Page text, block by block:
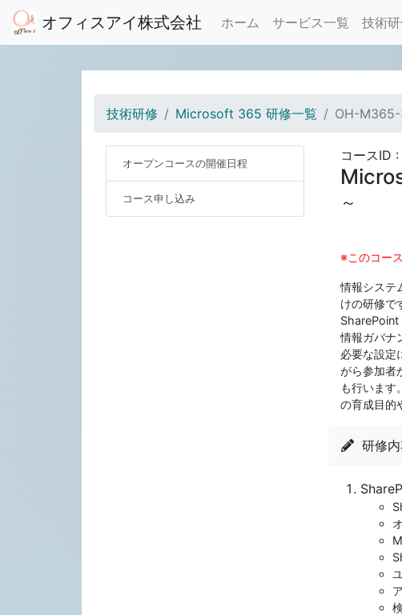
オフィスアイ株式会社 ホーム サービス一覧 技術
技術研修 Microsoft 365 研修一覧 OH-
オープンコースの開催日程
コース申し込み
コースID
～
※このコー
情報システ
けの研修で
情報ガバナ
必要な設定
がら参加者
も行います
の育成目的
研修